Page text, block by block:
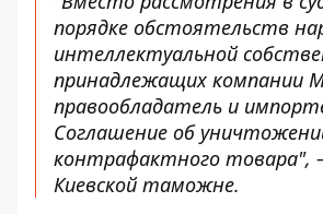
порядке обстоятельств
интеллектуальной
принадлежащих компании
правообладатель и
Соглашение об
контрафактного товара",
Киевской таможне.